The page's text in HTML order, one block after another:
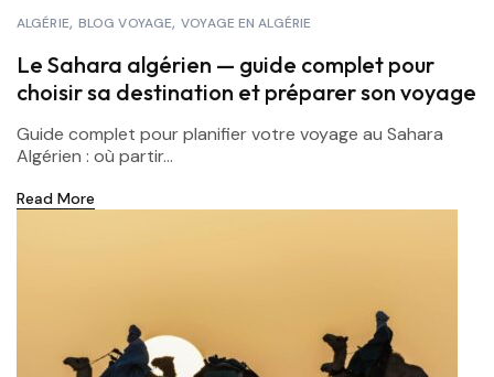
ALGÉRIE BLOG VOYAGE VOYAGE EN ALGÉRIE
Le Sahara algérien — guide complet pour
choisir sa destination et préparer son voyage
Guide complet pour planifier votre voyage au Sahara
Algérien : où partir...
Read More